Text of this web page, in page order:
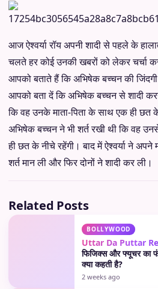
आज ऐश्वर्या रॉय अपनी शादी से पहले के
चलते हर कोई उनकी खबरों को लेकर चर्चा
आपको बताते हैं कि अभिषेक बच्चन की जिंदगी
आपको बता दें कि अभिषेक बच्चन से शादी
कि वह उनके माता-पिता के साथ एक ही छत
अभिषेक बच्चन ने भी शर्त रखी थी कि वह
ही छत के नीचे रहेंगी। बाद में ऐश्वर्या ने
शर्त मान ली और फिर दोनों ने शादी कर ली।
Related Posts
BOLLYWOOD
Uttar Da Puttar
फिजिक्स और फ्यूचर का
क्या कहती है?
2 weeks ago